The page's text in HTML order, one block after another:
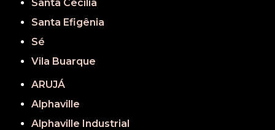
Santa Cecília
Santa Efigênia
Sé
Vila Buarque
ARUJÁ
Alphaville
Alphaville Industrial